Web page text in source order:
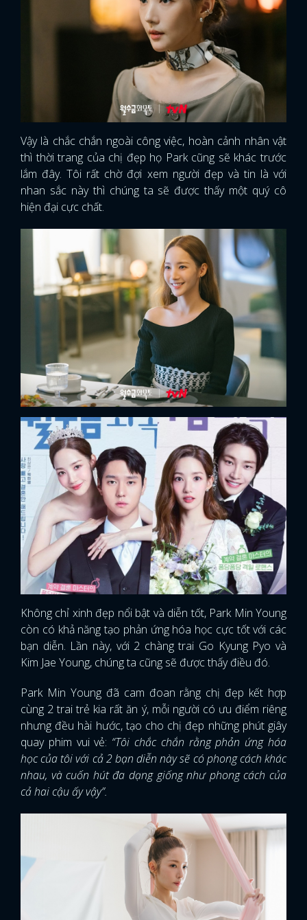
Vậy là chắc chắn ngoài công việc, hoàn cảnh nhân vật
thì thời trang của chị đẹp họ Park cũng sẽ khác trước
lắm đây. Tôi rất chờ đợi xem người đẹp và tin là với
nhan sắc này thì chúng ta sẽ được thấy một quý cô
hiện đại cực chất.
Không chỉ xinh đẹp nổi bật và diễn tốt, Park Min Young
còn có khả năng tạo phản ứng hóa học cực tốt với các
bạn diễn. Lần này, với 2 chàng trai Go Kyung Pyo và
Kim Jae Young, chúng ta cũng sẽ được thấy điều đó.
Park Min Young đã cam đoan rằng chị đẹp kết hợp
cùng 2 trai trẻ kia rất ăn ý, mỗi người có ưu điểm riêng
nhưng đều hài hước, tạo cho chị đẹp những phút giây
quay phim vui vẻ: “Tôi chắc chắn rằng phản ứng hóa
học của tôi với cả 2 bạn diễn này sẽ có phong cách khác
nhau, và cuốn hút đa dạng giống như phong cách của
cả hai cậu ấy vậy”.